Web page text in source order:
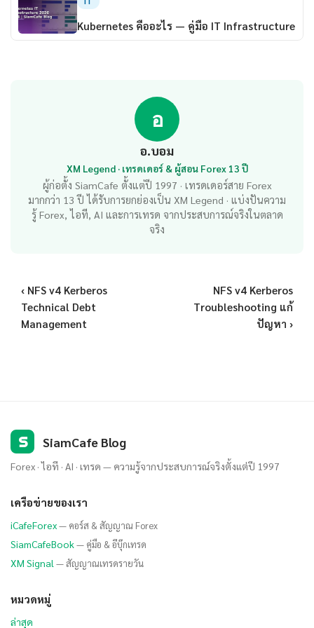
Kubernetes คืออะไร — คู่มือ IT Infrastructure
อ
อ.บอม
XM Legend · เทรดเดอร์ & ผู้สอน Forex 13 ปี
ผู้ก่อตั้ง SiamCafe ตั้งแต่ปี 1997 · เทรดเดอร์สาย Forex
มากกว่า 13 ปี ได้รับการยกย่องเป็น XM Legend · แบ่งปันความ
รู้ Forex, ไอที, AI และการเทรด จากประสบการณ์จริงในตลาด
จริง
‹ NFS v4 Kerberos
Technical Debt
Management
NFS v4 Kerberos
Troubleshooting แก้
ปัญหา ›
S SiamCafe Blog
Forex · ไอที · AI · เทรด — ความรู้จากประสบการณ์จริงตั้งแต่ปี 1997
เครือข่ายของเรา
iCafeForex— คอร์ส & สัญญาณ Forex
SiamCafeBook— คู่มือ & อีบุ๊กเทรด
XM Signal — สัญญาณเทรดรายวัน
หมวดหมู่
ล่าสุด